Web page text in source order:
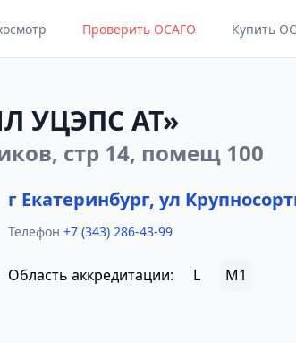
Проверить ОСАГО Купить
УЦЭПС АТ»
стр 14, помещ 100
г Екатеринбург, ул
Телефон +7 (343) 286-43-99
Область аккредитации: L M1